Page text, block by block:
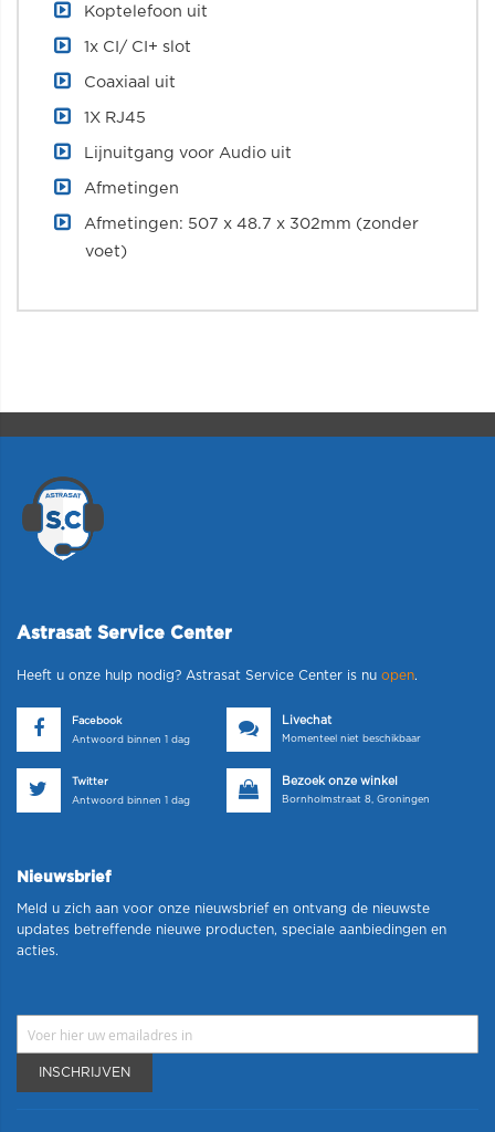
Koptelefoon uit
1x CI/ CI+ slot
Coaxiaal uit
1X RJ45
Lijnuitgang voor Audio uit
Afmetingen
Afmetingen: 507 x 48.7 x 302mm (zonder
voet)
Astrasat Service Center
Heeft u onze hulp nodig? Astrasat Service Center is nu open.
Facebook
Antwoord binnen 1 dag
Livechat
Momenteel niet beschikbaar
Twitter
Antwoord binnen 1 dag
Bezoek onze winkel
Bornholmstraat 8, Groningen
Nieuwsbrief
Meld u zich aan voor onze nieuwsbrief en ontvang de nieuwste
updates betreffende nieuwe producten, speciale aanbiedingen en
acties.
INSCHRIJVEN